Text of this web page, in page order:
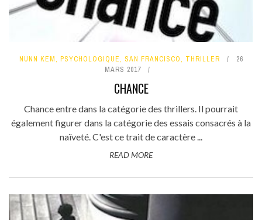
NUNN KEM, PSYCHOLOGIQUE, SAN FRANCISCO, THRILLER
26
MARS 2017
CHANCE
Chance entre dans la catégorie des thrillers. Il pourrait
également figurer dans la catégorie des essais consacrés à la
naïveté. C'est ce trait de caractère ...
READ MORE